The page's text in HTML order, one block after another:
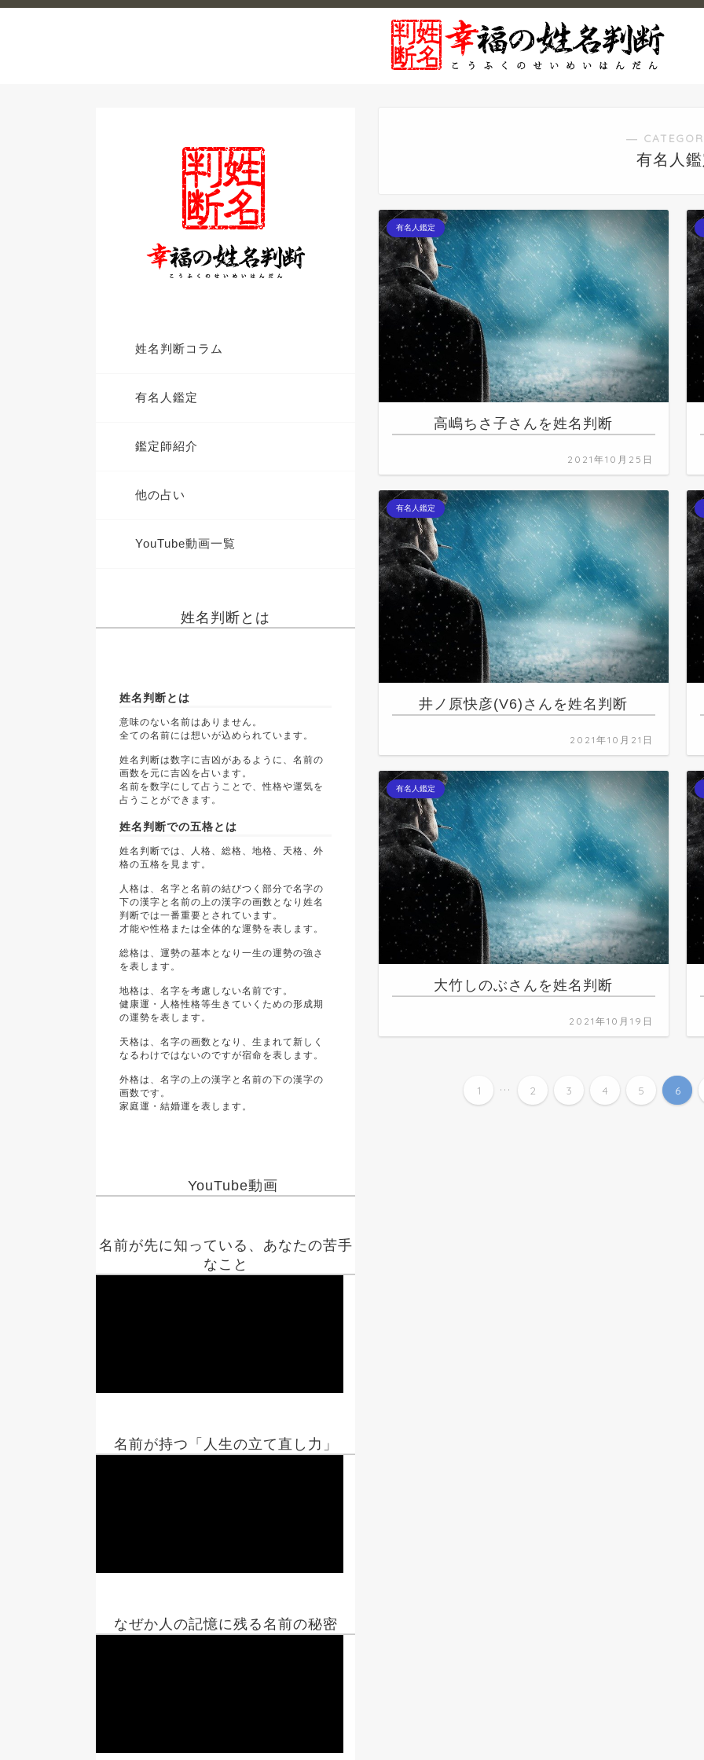
―
有名人鑑
有名人鑑定
高嶋ちさ子さんを姓名判断
2021年10月25日
有名人鑑定
井ノ原快彦(V6)さんを姓名判断
2021年10月21日
有名人鑑定
大竹しのぶさんを姓名判断
2021年10月19日
1 ... 2 3 4 5 6
姓名判断コラム
有名人鑑定
鑑定師紹介
他の占い
YouTube動画一覧
姓名判断とは
姓名判断とは
意味のない名前はありません。
全ての名前には想いが込められています。
姓名判断は数字に吉凶があるように、名前の
画数を元に吉凶を占います。
名前を数字にして占うことで、性格や運気を
占うことができます。
姓名判断での五格とは
姓名判断では、人格、総格、地格、天格、外
格の五格を見ます。
人格は、名字と名前の結びつく部分で名字の
下の漢字と名前の上の漢字の画数となり姓名
判断では一番重要とされています。
才能や性格または全体的な運勢を表します。
総格は、運勢の基本となり一生の運勢の強さ
を表します。
地格は、名字を考慮しない名前です。
健康運・人格性格等生きていくための形成期
の運勢を表します。
天格は、名字の画数となり、生まれて新しく
なるわけではないのですが宿命を表します。
外格は、名字の上の漢字と名前の下の漢字の
画数です。
家庭運・結婚運を表します。
YouTube動画
名前が先に知っている、あなたの苦手
なこと
名前が持つ「人生の立て直し力」
なぜか人の記憶に残る名前の秘密